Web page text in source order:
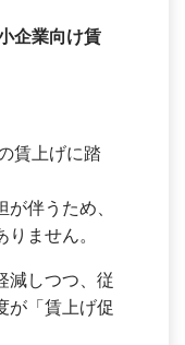
企業向け賃
賃上げに踏
伴うため、
ません。
減しつつ、従
が「賃上げ促